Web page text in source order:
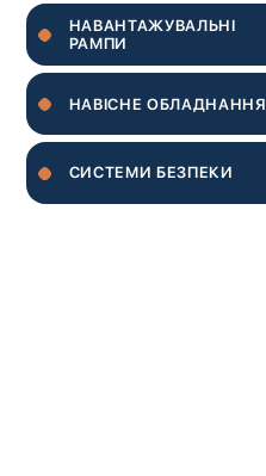
НАВАНТАЖУВАЛЬНІ
РАМПИ
НАВІСНЕ ОБЛАДНАННЯ
СИСТЕМИ БЕЗПЕКИ